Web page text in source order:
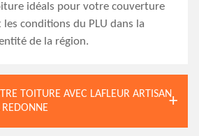
idéals pour votre couverture
conditions du PLU dans la
de la région.
TOITURE AVEC LAFLEUR ARTISAN